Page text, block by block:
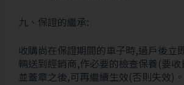
九、保證的繼承:
收購尚在保證期間的車子時,過戶後立
輛送到經銷商,作必要的檢查保養(要
並蓋章之後,可再繼續生效(否則失效)。